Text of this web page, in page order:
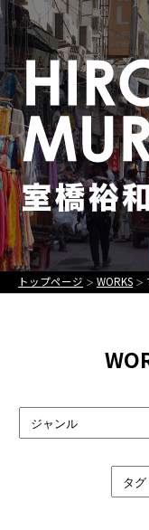
トップページ ＞ WORKS ＞